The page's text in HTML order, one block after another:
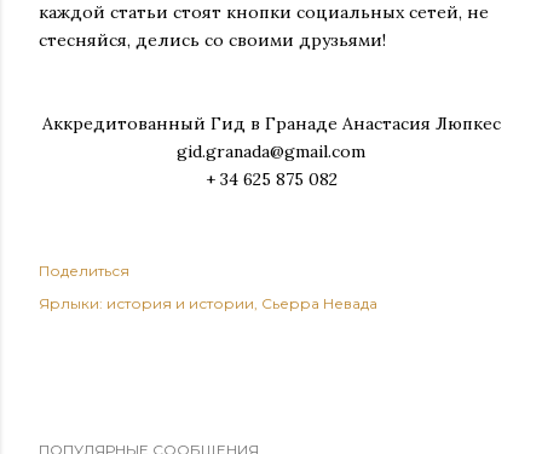
каждой статьи стоят кнопки социальных сетей, не
стесняйся, делись со своими друзьями!
Аккредитованный Гид в Гранаде Анастасия Люпкес
gid.granada@gmail.com
+ 34 625 875 082
Поделиться
Ярлыки: история и истории Сьерра Невада
ПОПУЛЯРНЫЕ СООБЩЕНИЯ